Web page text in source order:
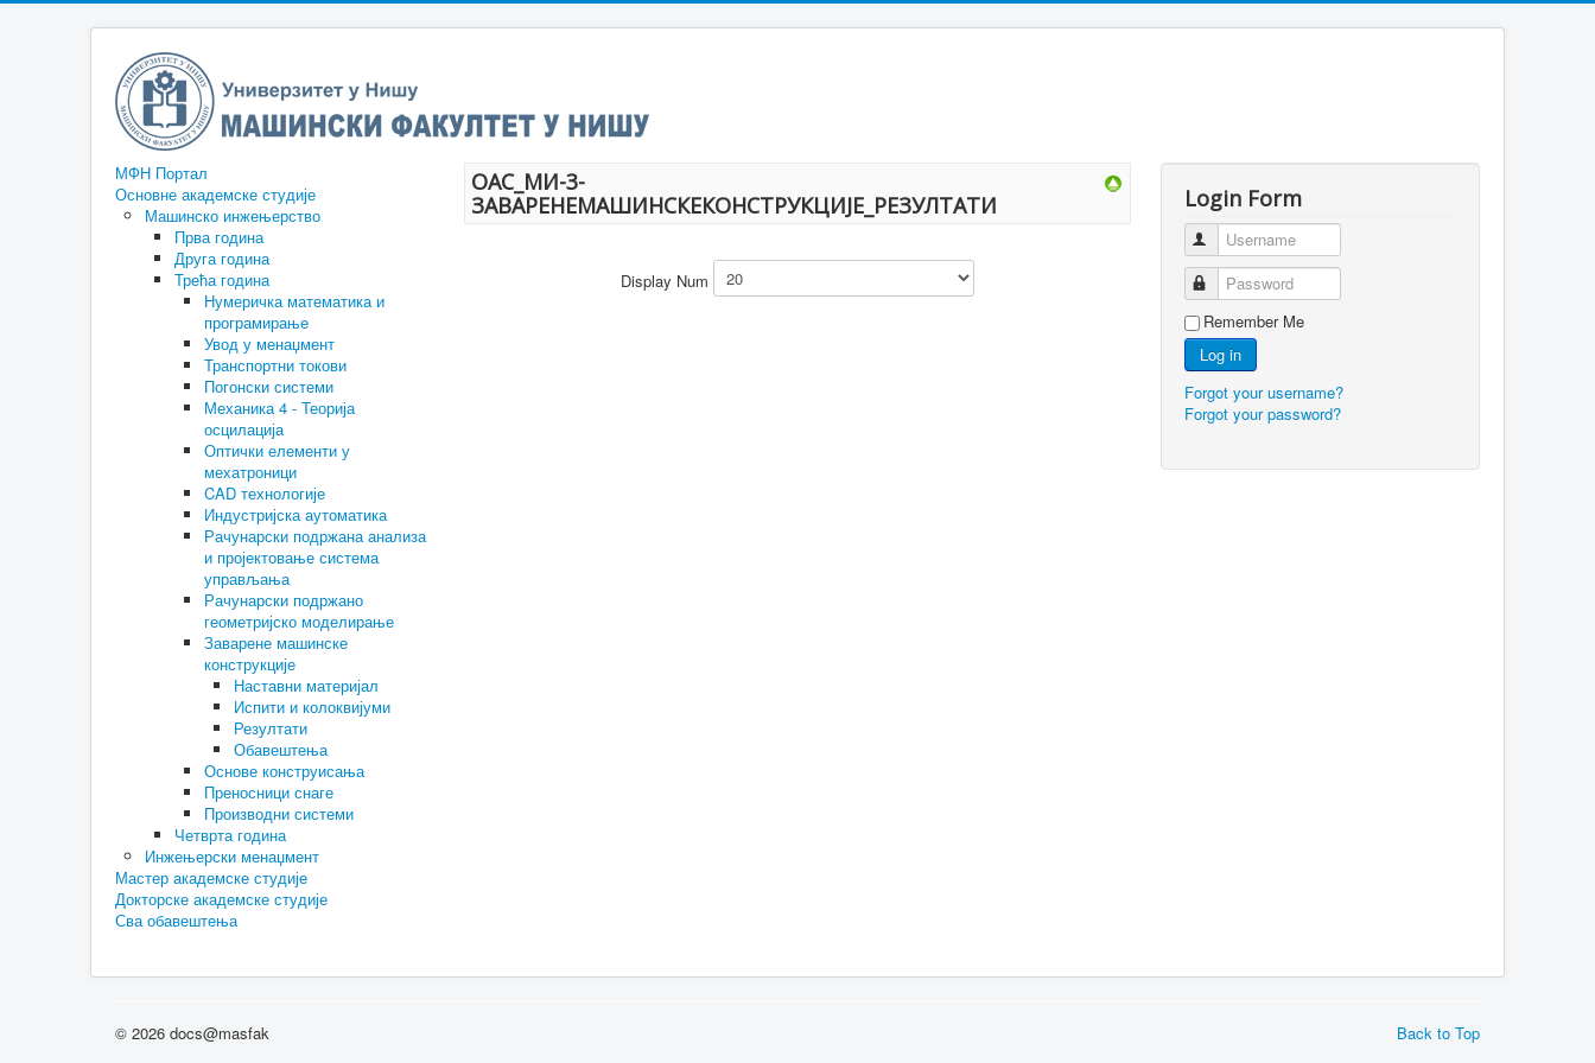
МФН Портал
Основне академске студије
Машинско инжењерство
Прва година
Друга година
Трећа година
Нумеричка математика и
програмирање
Увод у менаџмент
Транспортни токови
Погонски системи
Механика 4 - Теорија
осцилација
Оптички елементи у
мехатроници
CAD технологије
Индустријска аутоматика
Рачунарски подржана анализа
и пројектовање система
управљања
Рачунарски подржано
геометријско моделирање
Заварене машинске
конструкције
Наставни материјал
Испити и колоквијуми
Резултати
Обавештења
Основе конструисања
Преносници снаге
Производни системи
Четврта година
Инжењерски менаџмент
Мастер академске студије
Докторске академске студије
Сва обавештења
ОАС_МИ-3-
ЗАВАРЕНЕМАШИНСКЕКОНСТРУКЦИЈЕ_РЕЗУЛТАТИ
Display Num
Login Form
Username
Password
Remember Me
Log in
Forgot your username?
Forgot your password?
Back to Top
© 2026 docs@masfak